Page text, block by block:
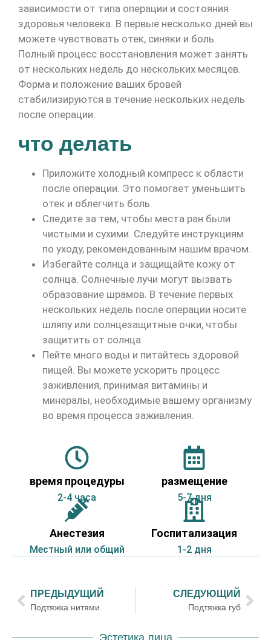
зависимости от типа операции и состояния
здоровья человека. В первые несколько дней вы
можете чувствовать отек, синяки и боль.
Полный процесс восстановления может занять
от нескольких недель до нескольких месяцев.
Форма и положение ваших бровей
стабилизируются в течение нескольких недель
после операции.
что делать
Приложите холодный компресс к области
после операции. Это помогает уменьшить
отек и облегчить боль.
Следите за тем, чтобы места ран были
чистыми и сухими. Следуйте инструкциям
по уходу, рекомендованным нашим врачом.
Избегайте солнца и защищайте кожу от
солнца. Солнечные лучи могут вызвать
образование шрамов. В течение первых
нескольких недель после операции носите
шляпу или солнцезащитные очки, чтобы
защитить от солнца.
Пейте много воды и питайтесь здоровой
пищей. Вы можете ускорить процесс
заживления, принимая витамины и
минералы, необходимые вашему организму
во время процесса заживления.
время процедуры
2-4 часа
размещение
5-7 дня
Анестезия
Местный или общий
Госпитализация
1-2 дня
ПРЕДЫДУЩИЙ
Подтяжка нитями
СЛЕДУЮЩИЙ
Подтяжка губ